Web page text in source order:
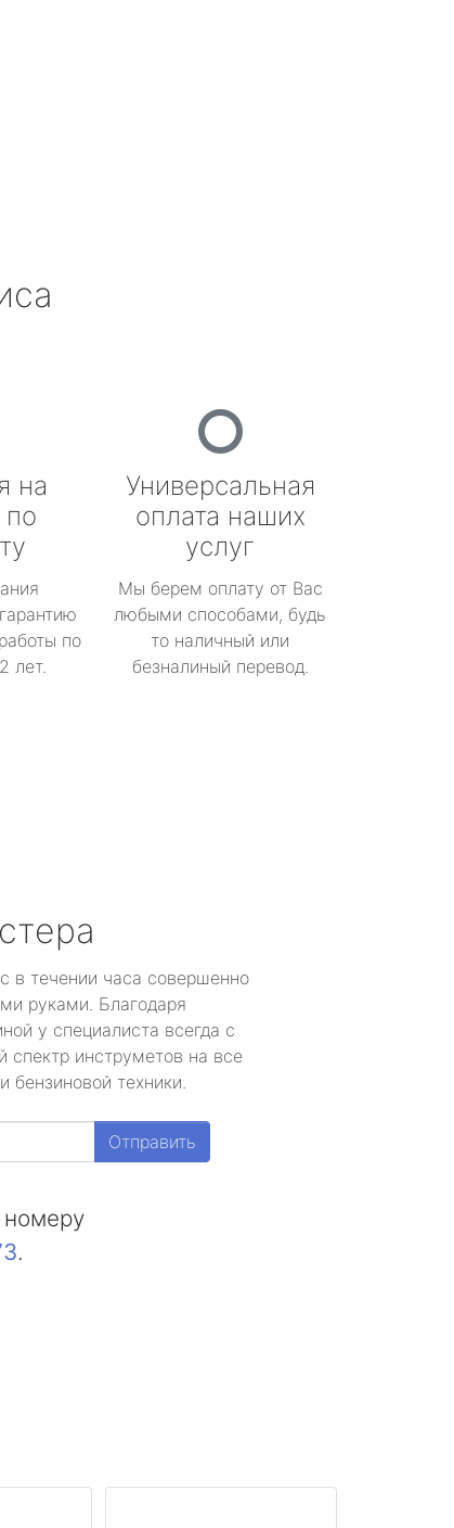
на
по
по
лет.
Универсальная
оплата наших
услуг
Мы берем оплату от Вас
любыми способами, будь
то наличный или
безналиный перевод.
в течении часа совершенно
руками. Благодаря
у специалиста всегда с
спектр инструметов на все
бензиновой техники.
Отправить
номеру
.